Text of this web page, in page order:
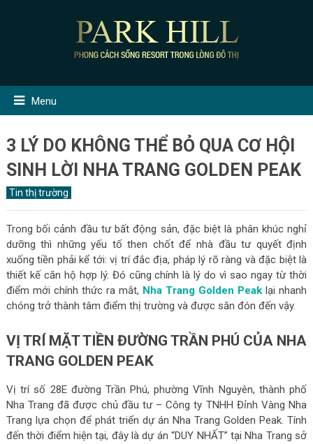
Menu
3 LÝ DO KHÔNG THỂ BỎ QUA CƠ HỘI
SINH LỜI NHA TRANG GOLDEN PEAK
Tin thị trường
Trong bối cảnh đầu tư bất động sản, đặc biệt là phân khúc nghỉ
dưỡng thì những yếu tố then chốt để nhà đầu tư quyết định
xuống tiền phải kể tới: vị trí đắc địa, pháp lý rõ ràng và đặc biệt là
thiết kế căn hộ hợp lý. Đó cũng chính là lý do vì sao ngay từ thời
điểm mới chính thức ra mắt, Nha Trang Golden Peak lại nhanh
chóng trở thành tâm điểm thị trường và được săn đón đến vậy.
VỊ TRÍ MẶT TIỀN ĐƯỜNG TRẦN PHÚ CỦA NHA
TRANG GOLDEN PEAK
Vị trí số 28E đường Trần Phú, phường Vĩnh Nguyên, thành phố
Nha Trang đã được chủ đầu tư – Công ty TNHH Đỉnh Vàng Nha
Trang lựa chọn để phát triển dự án Nha Trang Golden Peak. Tính
đến thời điểm hiện tại, đây là dự án “DUY NHẤT” tại Nha Trang sở